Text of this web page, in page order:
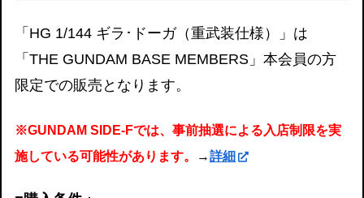
「HG 1/144 ギラ･ドーガ（重武装仕様）」は
「THE GUNDAM BASE MEMBERS」本会員の方
限定での販売となります。
※GUNDAM SIDE-Fでは、事前抽選による入店制限を実
施している可能性があります。
→詳細